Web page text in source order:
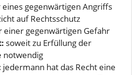
gegenwärtigen Angriffs
auf Rechtsschutz
einer gegenwärtigen Gefahr
soweit zu Erfüllung der
notwendig
jedermann hat das Recht eine